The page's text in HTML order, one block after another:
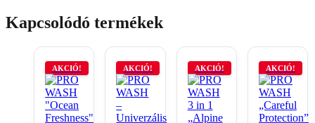
Kapcsolódó termékek
AKCIÓ! AKCIÓ! AKCIÓ! AKCIÓ!